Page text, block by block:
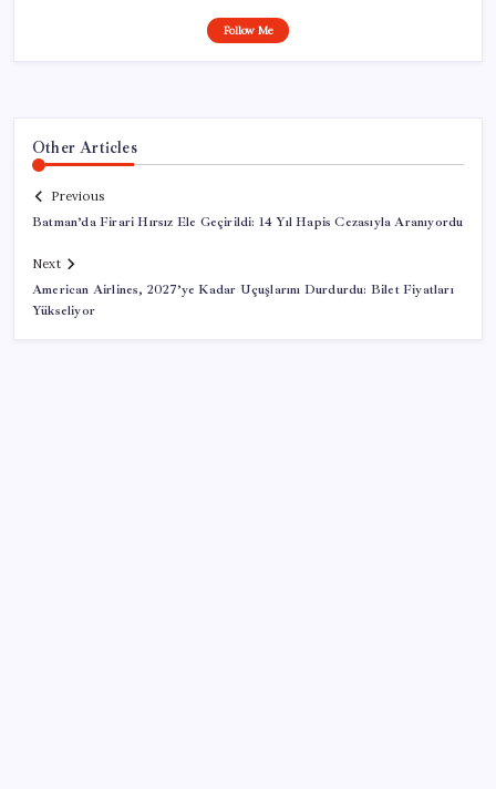
Follow Me
Other Articles
Previous
Batman’da Firari Hırsız Ele Geçirildi: 14 Yıl Hapis Cezasıyla Aranıyordu
Next
American Airlines, 2027’ye Kadar Uçuşlarını Durdurdu: Bilet Fiyatları
Yükseliyor